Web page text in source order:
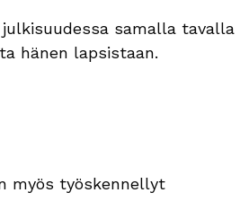
samalla tavalla
hänen lapsistaan.
myös työskennellyt